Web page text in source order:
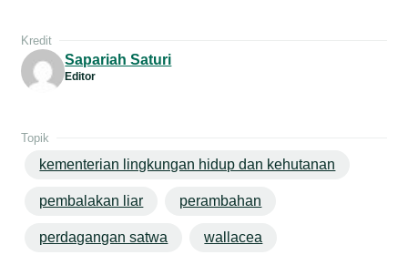
Kredit
Sapariah Saturi
Editor
Topik
kementerian lingkungan hidup dan kehutanan
pembalakan liar perambahan
perdagangan satwa wallacea